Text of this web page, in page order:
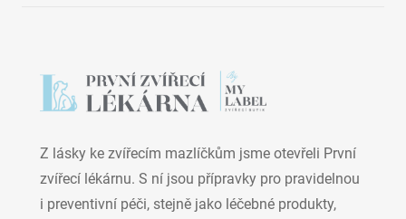
Z lásky ke zvířecím mazlíčkům jsme otevřeli První
zvířecí lékárnu. S ní jsou přípravky pro pravidelnou
i preventivní péči, stejně jako léčebné produkty,